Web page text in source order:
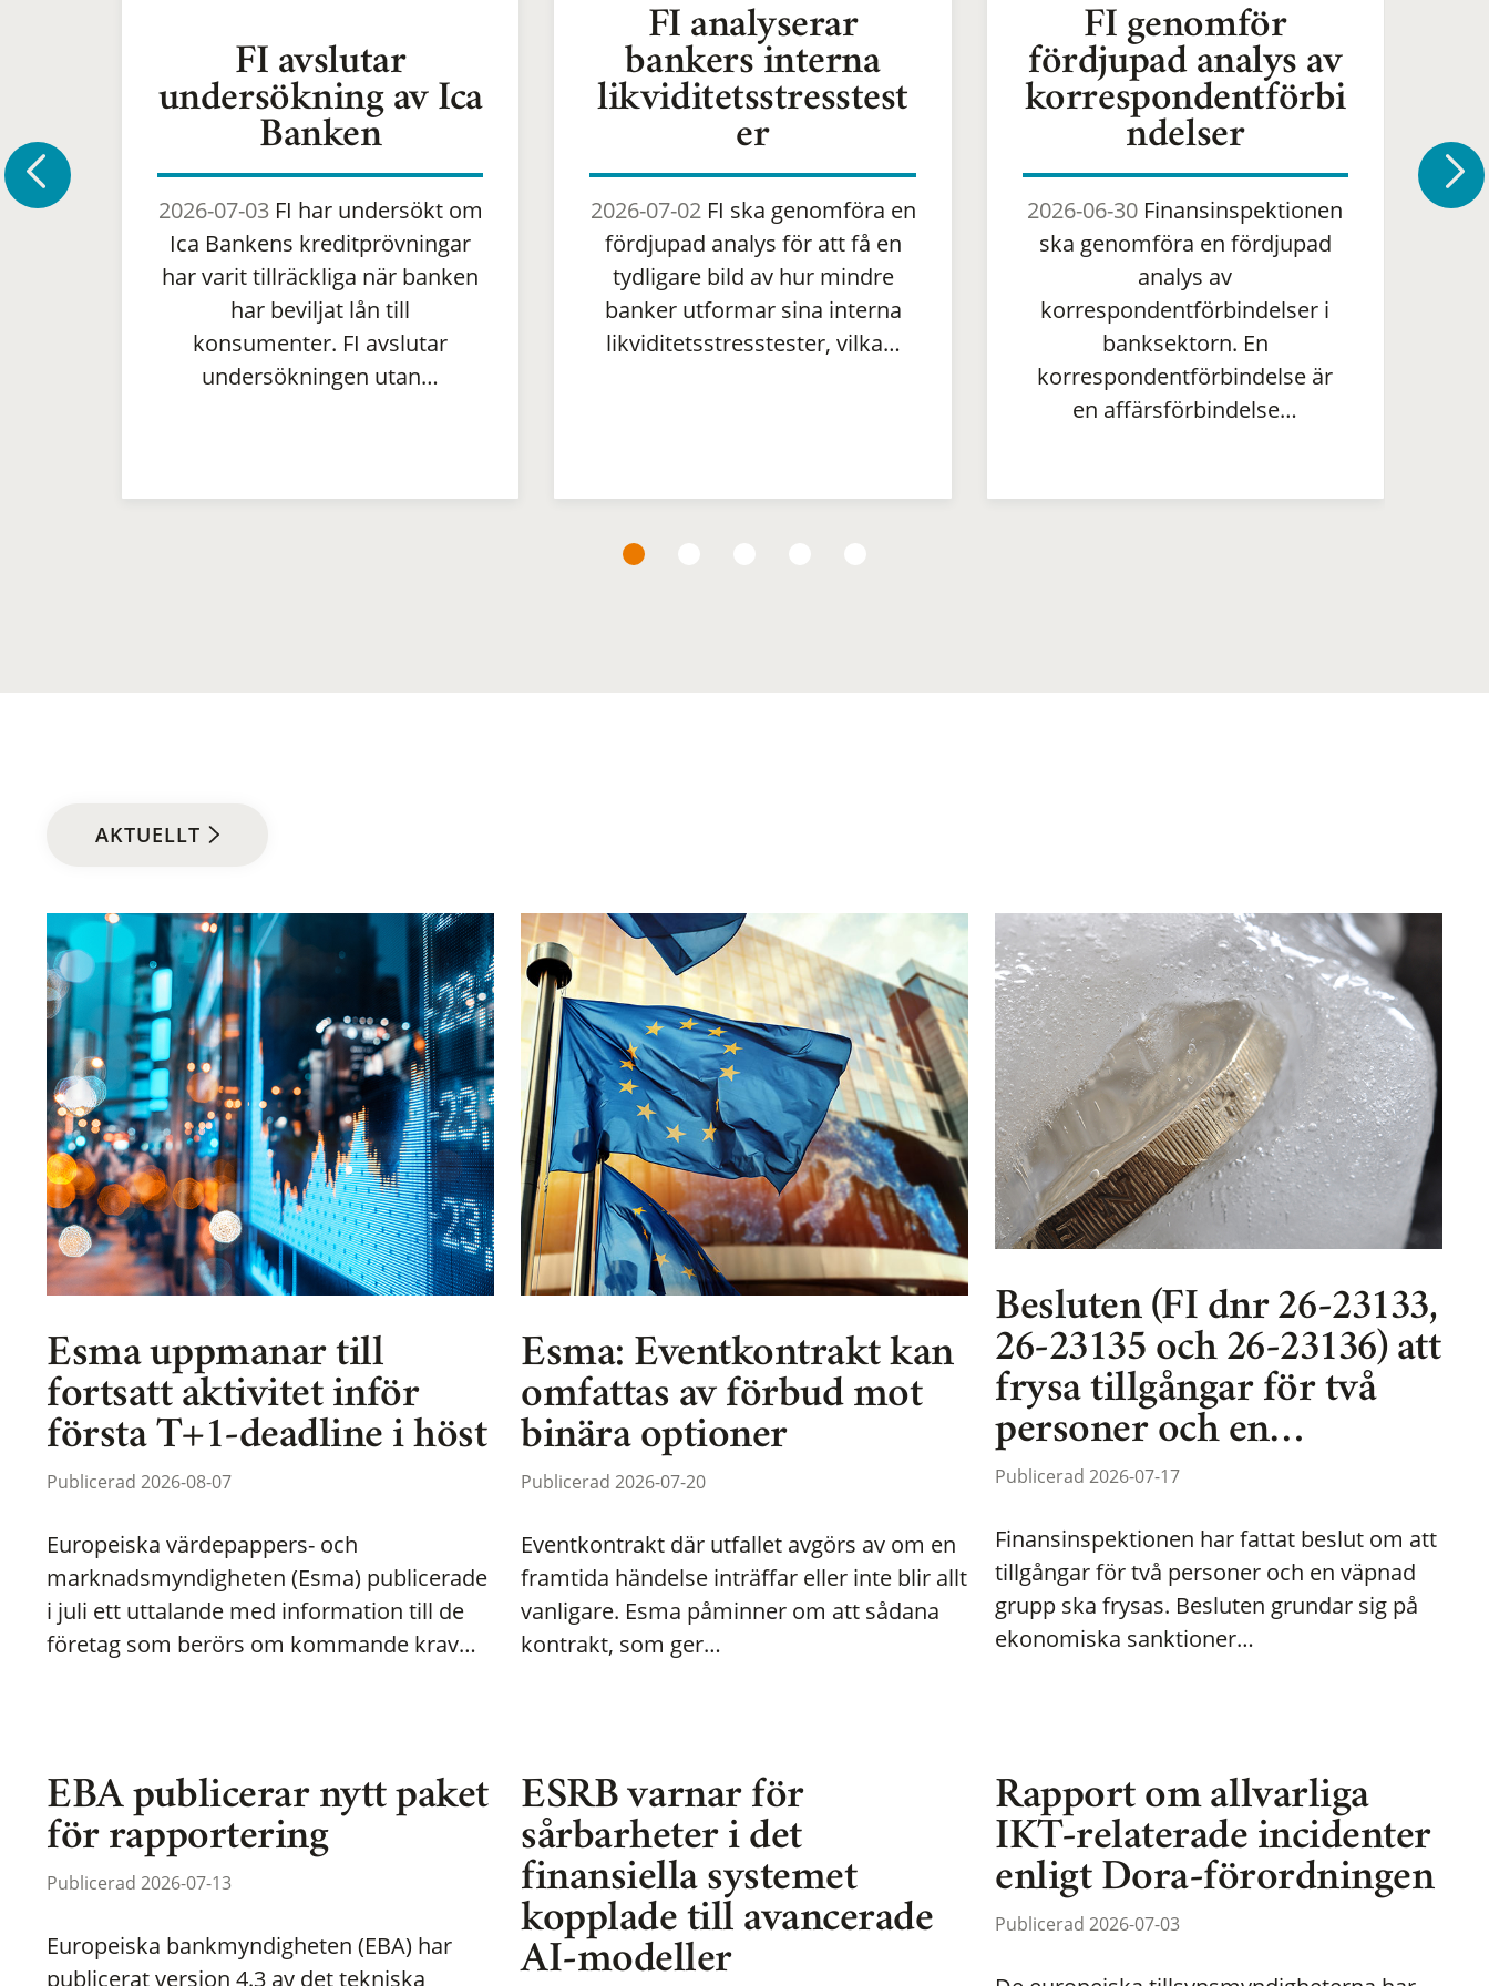
FI avslutar
undersökning av Ica
Banken
2026-07-03FI har undersökt om
Ica Bankens kreditprövningar
har varit tillräckliga när banken
har beviljat lån till
konsumenter. FI avslutar
undersökningen utan…
FI analyserar
bankers interna
likviditetsstresstest
er
2026-07-02FI ska genomföra en
fördjupad analys för att få en
tydligare bild av hur mindre
banker utformar sina interna
likviditetsstresstester, vilka…
FI genomför
fördjupad analys av
korrespondentförbi
ndelser
2026-06-30 Finansinspektionen
ska genomföra en fördjupad
analys av
korrespondentförbindelser i
banksektorn. En
korrespondentförbindelse är
en affärsförbindelse…
AKTUELLT
Esma uppmanar till
fortsatt aktivitet inför
första T+1-deadline i höst
Publicerad 2026-08-07
Europeiska värdepappers- och
marknadsmyndigheten (Esma) publicerade
i juli ett uttalande med information till de
företag som berörs om kommande krav…
Esma: Eventkontrakt kan
omfattas av förbud mot
binära optioner
Publicerad 2026-07-20
Eventkontrakt där utfallet avgörs av om en
framtida händelse inträffar eller inte blir allt
vanligare. Esma påminner om att sådana
kontrakt, som ger…
Besluten (FI dnr 26-23133,
26-23135 och 26-23136) att
frysa tillgångar för två
personer och en…
Publicerad 2026-07-17
Finansinspektionen har fattat beslut om att
tillgångar för två personer och en väpnad
grupp ska frysas. Besluten grundar sig på
ekonomiska sanktioner…
EBA publicerar nytt paket
för rapportering
Publicerad 2026-07-13
Europeiska bankmyndigheten (EBA) har
publicerat version 4.3 av det tekniska
ESRB varnar för
sårbarheter i det
finansiella systemet
kopplade till avancerade
AI-modeller
Rapport om allvarliga
IKT-relaterade incidenter
enligt Dora-förordningen
Publicerad 2026-07-03